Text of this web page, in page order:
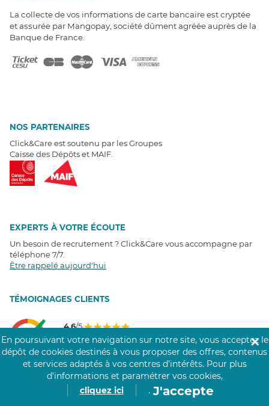
La collecte de vos informations de carte bancaire est cryptée
et assurée par Mangopay, société dûment agréée auprès de la
Banque de France.
NOS PARTENAIRES
Click&Care est soutenu par les Groupes
Caisse des Dépôts et MAIF.
EXPERTS À VOTRE ÉCOUTE
Un besoin de recrutement ? Click&Care vous accompagne par
téléphone 7/7
Être rappelé aujourd'hui
TÉMOIGNAGES CLIENTS
4,6/5
Avis clientsrécoltés sur
Google
En poursuivant votre navigation sur notre site, vous acceptez le
dépôt de cookies destinés à vous proposer des offres, contenus
et services adaptés à vos centres d’intérêts. Pour plus
d’informations et paramétrer vos cookies,
cliquez ici
. J'accepte
✕